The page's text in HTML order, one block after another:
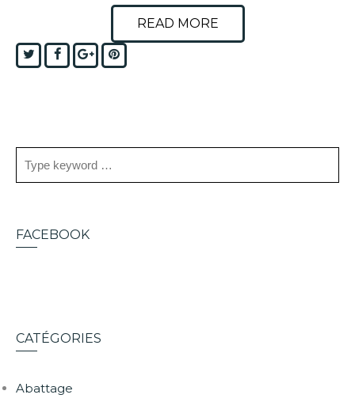
READ MORE
TwitterFacebook
Google+Pinterest
FACEBOOK
CATÉGORIES
Abattage